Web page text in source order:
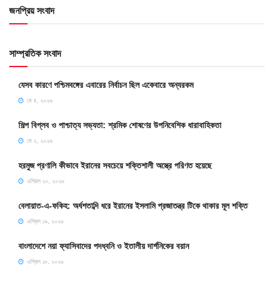
জনপ্রিয় সংবাদ
সাম্প্রতিক সংবাদ
যেসব কারণে পশ্চিমবঙ্গের এবারের নির্বাচন ছিল একেবারে অন্যরকম
মে ৪, ২০২৬
শিল্প বিপ্লব ও পাশ্চাত্য সভ্যতা: শ্রমিক শোষণের উপনিবেশিক ধারাবাহিকতা
মে ২, ২০২৬
হরমুজ প্রণালি কীভাবে ইরানের সবচেয়ে শক্তিশালী অস্ত্রে পরিণত হয়েছে
এপ্রিল ২০, ২০২৬
বেলায়াত-এ-ফকিহ: অর্ধশতাব্দি ধরে ইরানের ইসলামি প্রজাতন্ত্র টিকে থাকার মূল শক্তি
এপ্রিল ১৯, ২০২৬
বাংলাদেশে নয়া ফ্যাসিবাদের পদধ্বনি ও ইতালীয় দার্শনিকের বয়ান
এপ্রিল ১৮, ২০২৬